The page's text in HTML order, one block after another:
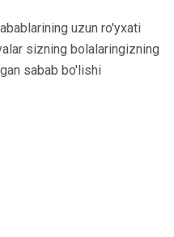
uzun ro'yxati
sizning bolalaringizning
sabab bo'lishi